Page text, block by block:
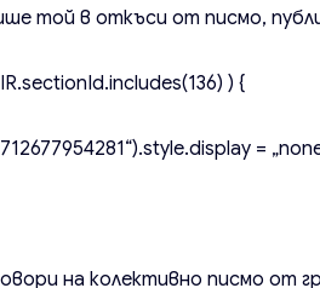
той в откъси от писмо,
) {
=
на колективно писмо от